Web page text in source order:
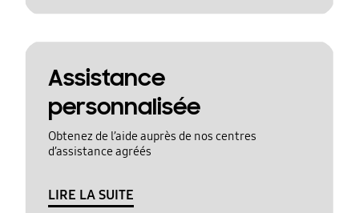
Assistance
personnalisée
Obtenez de l’aide auprès de nos centres
d’assistance agréés
LIRE LA SUITE